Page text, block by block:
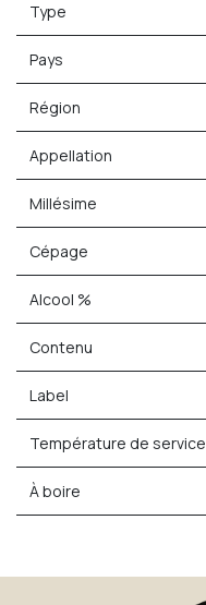
Type
Pays
Région
Appellation
Millésime
Cépage
Alcool %
Contenu
Label
Température de service
À boire